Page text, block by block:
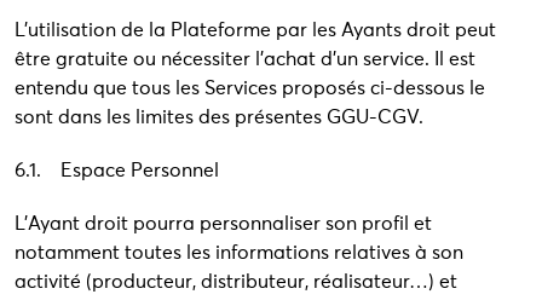
L’utilisation de la Plateforme par les Ayants droit peut
être gratuite ou nécessiter l’achat d’un service. Il est
entendu que tous les Services proposés ci-dessous le
sont dans les limites des présentes GGU-CGV.
6.1. Espace Personnel
L’Ayant droit pourra personnaliser son profil et
notamment toutes les informations relatives à son
activité (producteur, distributeur, réalisateur…) et